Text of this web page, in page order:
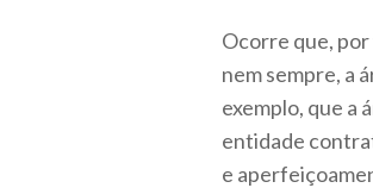
Ocorre que,
nem sempre, a
exemplo, que a
entidade
e